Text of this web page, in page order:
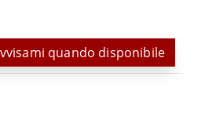
quando disponibile